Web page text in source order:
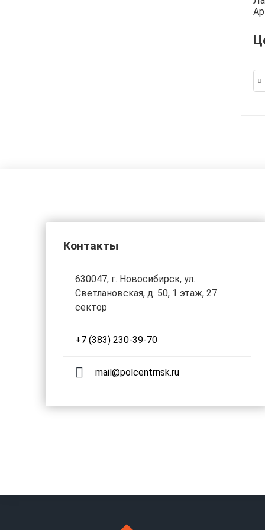
Контакты
630047, г. Новосибирск, ул.
Светлановская, д. 50, 1 этаж, 27
сектор
+7 (383) 230-39-70
mail@polcentrnsk.ru